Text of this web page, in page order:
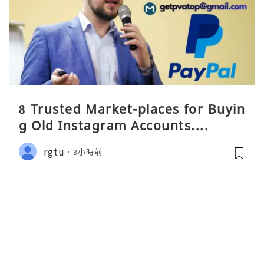
8 Trusted Market-places for Buyin
g Old Instagram Accounts....
rgtu 3小時前